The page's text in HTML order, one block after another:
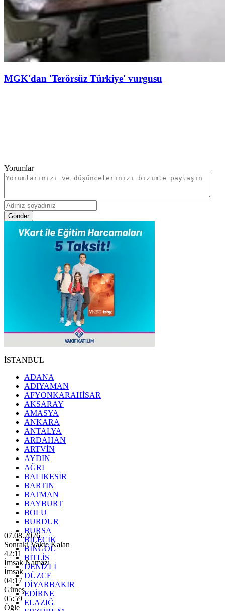
MGK'dan 'Terörsüz Türkiye' vurgusu
Yorumlar
Gönder
İSTANBUL
ADANA
ADIYAMAN
AFYONKARAHİSAR
AKSARAY
AMASYA
ANKARA
ANTALYA
ARDAHAN
ARTVİN
AYDIN
AĞRI
BALIKESİR
BARTIN
BATMAN
BAYBURT
BOLU
BURDUR
BURSA
BİLECİK
BİNGÖL
BİTLİS
DENİZLİ
DÜZCE
DİYARBAKIR
EDİRNE
ELAZIĞ
07.08.2026
Sonraki Vakte Kalan
42:10
İmsak Namazı
İmsak
04:17
Güneş
05:59
Öğle